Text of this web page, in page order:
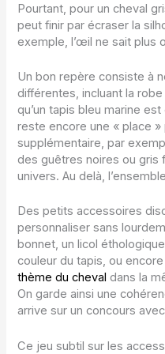
Pourtant, pour un cheval
peut finir par écraser la
exemple, l’œil ne sait plus
Un bon repère consiste à
différentes, incluant la
qu’un tapis bleu marine
reste encore une « place
supplémentaire, par
des guêtres noires ou gris
univers. Au delà,
Des petits accessoires
personnaliser sans
bonnet, un licol
couleur du tapis, ou
thème du cheval dans la
On garde ainsi une
arrive sur un concours
Ce jeu subtil sur les